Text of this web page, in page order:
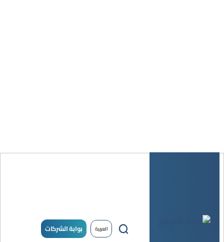
العربية بوابة الشركات